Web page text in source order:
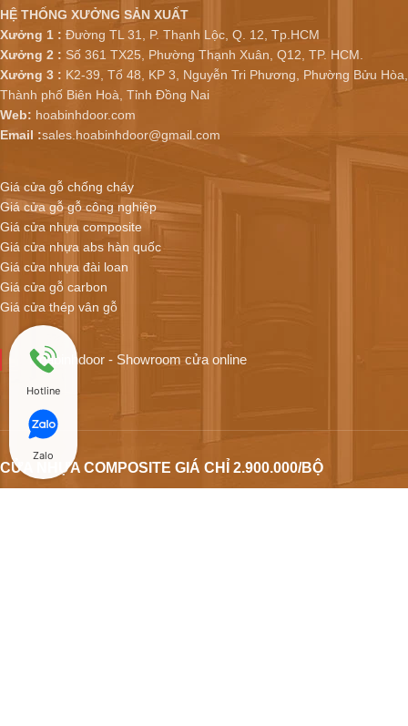
HỆ THỐNG XƯỞNG SẢN XUẤT
Xưởng 1 : Đường TL 31, P. Thạnh Lộc, Q. 12, Tp.HCM
Xưởng 2 : Số 361 TX25, Phường Thạnh Xuân, Q12, TP. HCM.
Xưởng 3 : K2-39, Tổ 48, KP 3, Nguyễn Tri Phương, Phường Bửu Hòa,
Thành phố Biên Hoà, Tỉnh Đồng Nai
Web: hoabinhdoor.com
Email :sales.hoabinhdoor@gmail.com
Giá cửa gỗ chống cháy
Giá cửa gỗ gỗ công nghiệp
Giá cửa nhựa composite
Giá cửa nhựa abs hàn quốc
Giá cửa nhựa đài loan
Giá cửa gỗ carbon
Giá cửa thép vân gỗ
Hoabinhdoor - Showroom cửa online
CỬA NHỰA COMPOSITE GIÁ CHỈ 2.900.000/BỘ
Hotline
Zalo